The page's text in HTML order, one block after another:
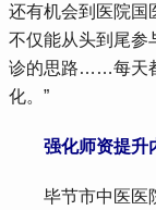
还有机会到医院国
不仅能从头到尾参
诊的思路……每天
化。”
强化师资提升
毕节市中医医院